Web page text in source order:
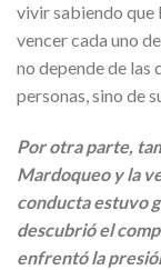
vivir sabiendo que
vencer cada uno
no depende de las
personas, sino de
Por otra parte,
Mardoqueo y la
conducta estuvo
descubrió el
enfrentó la